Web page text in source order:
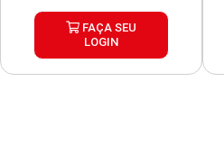
FAÇA SEU
LOGIN